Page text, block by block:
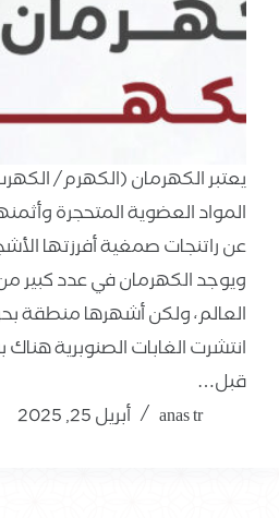
يعتبر الكهرمان (الكهرم/
المواد العضوية المتحجرة
عن راتنجات صمغية أفرزتها
ويوجد الكهرمان في عدد كبير
العالم، ولكن أشهرها منطقة
انتشرت الغابات الصنوبرية
قبل…
anas tr
أبريل 25, 2025